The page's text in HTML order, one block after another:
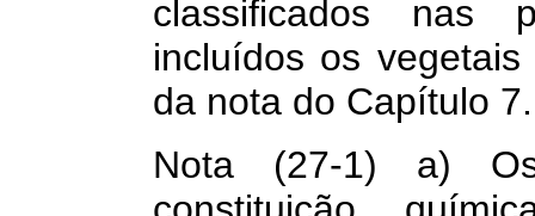
classificados nas
incluídos os
da nota do Capítulo 7.
Nota (27-1) a)